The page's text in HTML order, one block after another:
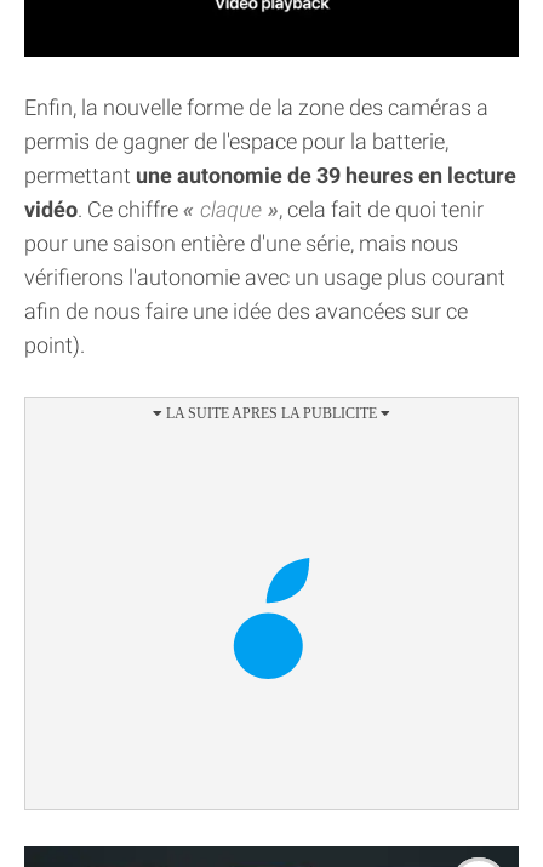
Enfin, la nouvelle forme de la zone des caméras a
permis de gagner de l'espace pour la batterie,
permettant une autonomie de 39 heures en lecture
vidéo. Ce chiffre claque
, cela fait de quoi tenir
pour une saison entière d'une série, mais nous
vérifierons l'autonomie avec un usage plus courant
afin de nous faire une idée des avancées sur ce
point).